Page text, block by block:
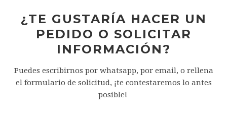
¿TE GUSTARÍA HACER UN
PEDIDO O SOLICITAR
INFORMACIÓN?
Puedes escribirnos por whatsapp, por email, o rellena
el formulario de solicitud, ¡te contestaremos lo antes
posible!